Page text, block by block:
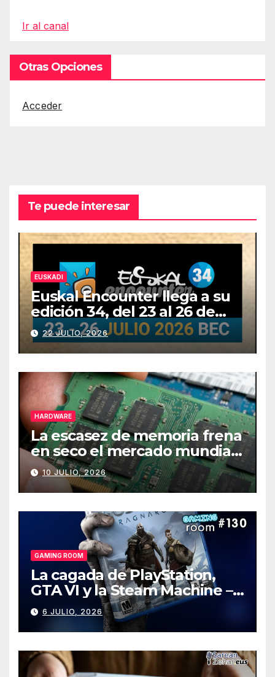
Ir al canal
Otras Opciones
Acceder
Te puede interesar
EUSKADI
Euskal Encounter llega a su
edición 34, del 23 al 26 de
julio
22 JULIO, 2026
HARDWARE
La escasez de memoria frena
en seco el mercado mundial
de PCs
10 JULIO, 2026
GAMING ROOM
La cagada de PlayStation,
GTA VI y la Steam Machine –
Gaming Room #130
6 JULIO, 2026